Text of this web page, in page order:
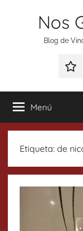
Nos
Blog de
Menú
Etiqueta: de